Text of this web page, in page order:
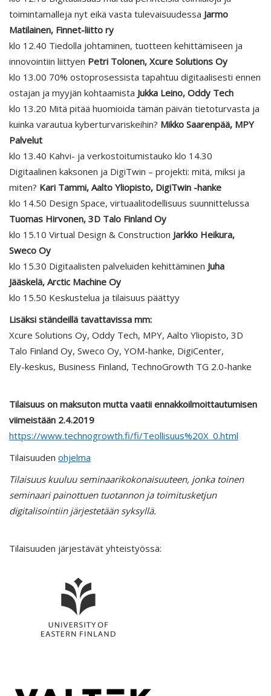
toimintamalleja nyt eikä vasta tulevaisuudessa Jarmo
Matilainen, Finnet-liitto ry
klo 12.40 Tiedolla johtaminen, tuotteen kehittämiseen ja
innovointiin liittyen Petri Tolonen, Xcure Solutions Oy
klo 13.00 70% ostoprosessista tapahtuu digitaalisesti ennen
ostajan ja myyjän kohtaamista Jukka Leino, Oddy Tech
klo 13.20 Mitä pitää huomioida tämän päivän tietoturvasta ja
kuinka varautua kyberturvariskeihin? Mikko Saarenpää, MPY
Palvelut
klo 13.40 Kahvi- ja verkostoitumistauko klo 14.30
Digitaalinen kaksonen ja DigiTwin – projekti: mitä, miksi ja
miten? Kari Tammi, Aalto Yliopisto, DigiTwin -hanke
klo 14.50 Design Space, virtuaalitodellisuus suunnittelussa
Tuomas Hirvonen, 3D Talo Finland Oy
klo 15.10 Virtual Design & Construction Jarkko Heikura,
Sweco Oy
klo 15.30 Digitaalisten palveluiden kehittäminen Juha
Jääskelä, Arctic Machine Oy
klo 15.50 Keskustelua ja tilaisuus päättyy
Lisäksi ständeillä tavattavissa mm:
Xcure Solutions Oy, Oddy Tech, MPY, Aalto Yliopisto, 3D
Talo Finland Oy, Sweco Oy, YOM-hanke, DigiCenter,
Ely-keskus, Business Finland, TechnoGrowth TG 2.0-hanke
Tilaisuus on maksuton mutta vaatii ennakkoilmoittautumisen
viimeistään 2.4.2019
https://www.technogrowth.fi/fi/Teollisuus%20X_0.html
Tilaisuuden ohjelma
Tilaisuus kuuluu seminaarikokonaisuuteen, jonka toinen
seminaari painottuen tuotannon ja toimitusketjun
digitalisointiin järjestetään syksyllä.
Tilaisuuden järjestävät yhteistyössä: